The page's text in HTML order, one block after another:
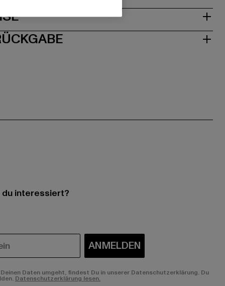
interessiert?
ANMELDEN
Daten umgeht, findest Du in unserer Datenschutzerklärung. Du
Datenschutzerklärung lesen.